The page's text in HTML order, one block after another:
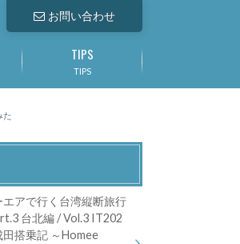
お問い合わせ
TIPS
TIPS
た
エアで行く台湾縦断旅行
台北編 / Vol.3 IT202
搭乗記 ～Homee